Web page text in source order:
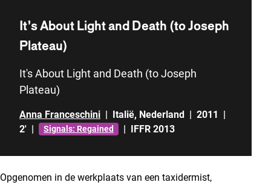
It’s About Light and Death (to Joseph
Plateau)
It's About Light and Death (to Joseph
Plateau)
Anna Franceschini | Italië, Nederland | 2011 |
2' | Signals: Regained | IFFR 2013
Opgenomen in de werkplaats van een taxidermist,